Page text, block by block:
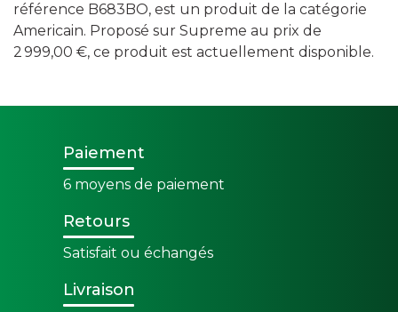
référence B683BO, est un produit de la catégorie
Americain. Proposé sur Supreme au prix de
2 999,00 €, ce produit est actuellement disponible.
Paiement
6 moyens de paiement
Retours
Satisfait ou échangés
Livraison